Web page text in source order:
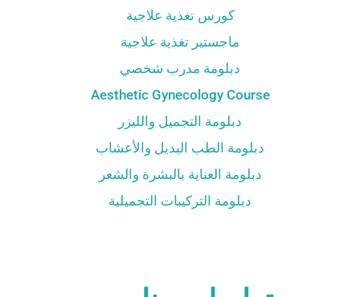
كورس تغذية علاجية
ماجستير تغذية علاجية
دبلومة مدرب شخصي
Aesthetic Gynecology Course
دبلومة التجميل والليزر
دبلومة الطب البديل والأعشاب
دبلومة العناية بالبشرة والشعر
دبلومة التركيبات التجميلية